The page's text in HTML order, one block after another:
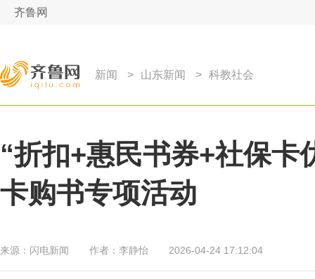
齐鲁网
新闻 > 山东新闻 > 科教社会
“折扣+惠民书券+社保卡
卡购书专项活动
来源： 闪电新闻 作者： 李静怡 2026-04-24 17:12:04